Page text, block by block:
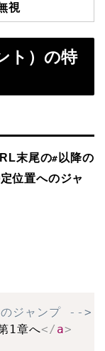
視
ト）の特
末尾の# 以降の
位置へのジャ
ジャンプ -->
1章へ</ a>